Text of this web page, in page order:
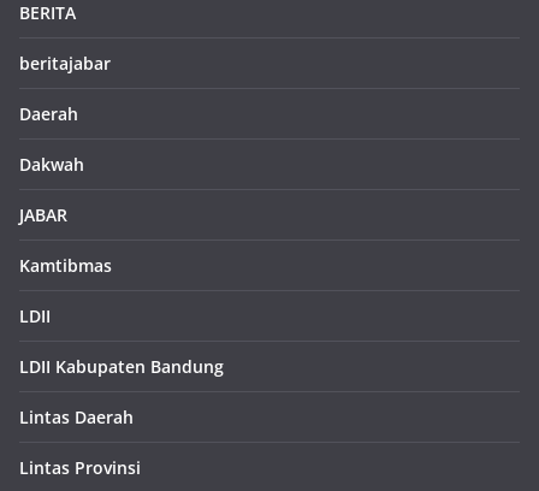
BERITA
beritajabar
Daerah
Dakwah
JABAR
Kamtibmas
LDII
LDII Kabupaten Bandung
Lintas Daerah
Lintas Provinsi